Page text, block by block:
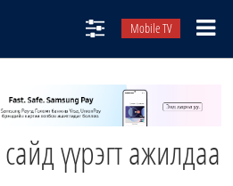
Mobile TV
үүрэгт ажилдаа